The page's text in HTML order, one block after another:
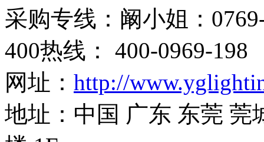
采购专线：阚小姐：
400热线： 400-0969-198
网址： http://
地址：中国 广东 东莞 莞